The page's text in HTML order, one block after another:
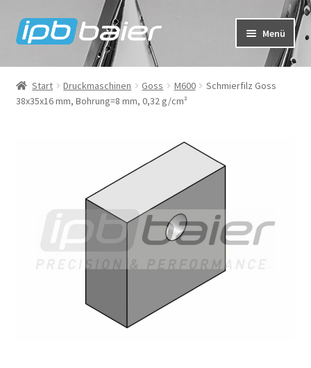
Zur
Navigation
Zum
Inhalt
Menü
Mein Konto
Warenkorb
IPB Baier Onlineshop
Start Druckmaschinen Goss M600
Schmierfilz Goss
38x35x16 mm, Bohrung=8 mm, 0,32 g/cm²